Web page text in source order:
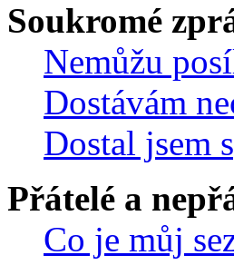
Soukromé
Nemůžu
Dostávám
Dostal jsem
Přátelé a
Co je můj